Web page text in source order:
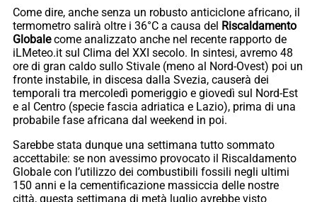
Come dire, anche senza un robusto anticiclone africano, il
termometro salirà oltre i 36°C a causa del Riscaldamento
Globalecome analizzato anche nel recente rapporto de
iLMeteo.it sul Clima del XXI secolo. In sintesi, avremo 48
ore di gran caldo sullo Stivale (meno al Nord-Ovest) poi un
fronte instabile, in discesa dalla Svezia, causerà dei
temporali tra mercoledì pomeriggio e giovedì sul Nord-Est
e al Centro (specie fascia adriatica e Lazio), prima di una
probabile fase africana dal weekend in poi.
Sarebbe stata dunque una settimana tutto sommato
accettabile: se non avessimo provocato il Riscaldamento
Globale con l’utilizzo dei combustibili fossili negli ultimi
150 anni e la cementificazione massiccia delle nostre
città, questa settimana di metà luglio avrebbe visto